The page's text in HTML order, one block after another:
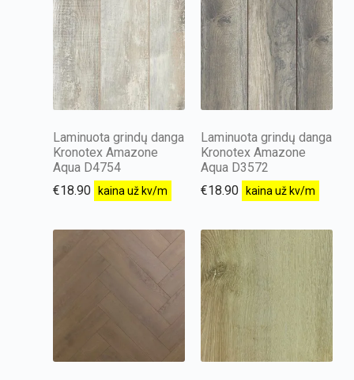
Laminuota grindų danga
Kronotex Amazone
Aqua D4754
€18.90 kaina už kv/m
Laminuota grindų danga
Kronotex Amazone
Aqua D3572
€18.90 kaina už kv/m